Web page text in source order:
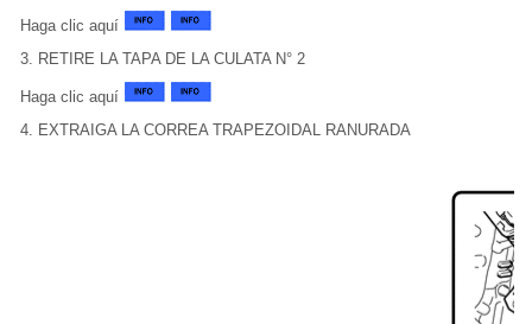
Haga clic aquí
3. RETIRE LA TAPA DE LA CULATA N° 2
Haga clic aquí
4. EXTRAIGA LA CORREA TRAPEZOIDAL RANURADA